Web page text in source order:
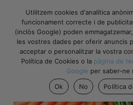
Utilitzem cookies d'analítica
funcionament correcte i de
(inclòs Google) poden
les vostres dades per oferir anuncis
acceptar o personalitzar la vostra
Política de Cookies o la pàgina de
Google per saber-ne
Ok
No Política